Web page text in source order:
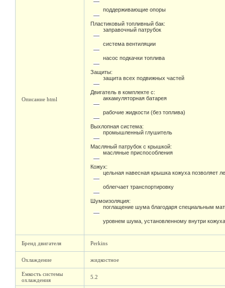
Описание html
поддерживающие опоры
Пластиковый топливный бак:
заправочный патрубок
система вентиляции
насос подкачки топлива
Защиты:
защита всех подвижных частей
Двигатель в комплекте с:
аккамуляторная батарея
рабочие жидкости (без топлива)
Выхлопная система:
промышленный глушитель
Масляный патрубок с крышкой:
масляные приспособления
Кожух:
цельная навесная крышка кожуха позволяет
облегчает транспортировку
Шумоизоляция:
поглащение шума благодаря специальным
уровнем шума, установленному внутри кожуха
Бренд двигателя Perkins
Охлаждение жидкостное
Емкость системы
охлаждения
5.2